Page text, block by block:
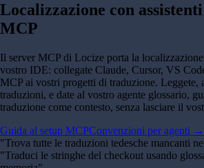
Localizzazione con
MCP
Il server MCP di Locize porta la
vostro IDE: collegate Claude, Cursor, VS
MCP ai vostri progetti di traduzione. Leggete,
traduzioni, e date al vostro agente glossario,
traduzione come contesto, senza lasciare il
Guida al setup MCPConvenzioni per agenti →
"Trova tutte le traduzioni tedesche mancanti
"Traduci le stringhe del checkout usando